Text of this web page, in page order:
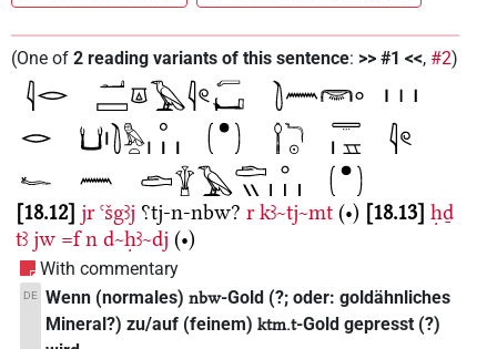
(One of 2 reading variants of this sentence: >> #1 <<, #2)
18.12 jr ꜥšgꜣj ⸮tj-n-nbw? r kꜣ~tj~mt (•) 18.13 ḥḏ
tꜣ jw =f n d~ḥꜣ~dj (•)
With commentary
DE Wenn (normales)nbw-Gold (?; oder: goldähnliches
Mineral?) zu/auf (feinem)ktm.t-Gold gepresst (?)